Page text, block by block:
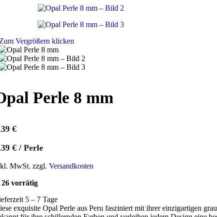
Vergrößern klicken
Perle 8 mm
€
€ / Perle
MwSt. zzgl. Versandkosten
26 vorrätig
5 – 7 Tage
exquisite Opal Perle aus Peru fasziniert mit ihrer einzigartigen